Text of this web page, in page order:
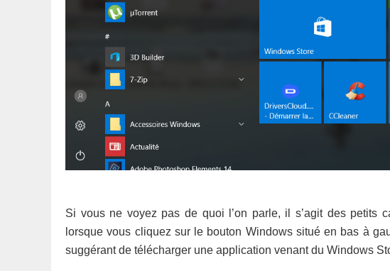
Si vous ne voyez pas de quoi l’on parle, il s’agit des petits
lorsque vous cliquez sur le bouton Windows situé en bas à
suggérant de télécharger une application venant du Windows